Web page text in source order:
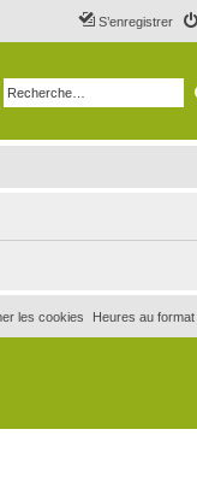
S’enregistrer
Heures au format
les cookies